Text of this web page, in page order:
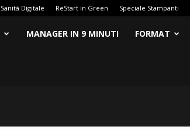
Sanità Digitale ReStart in Green Speciale Stampanti
MANAGER IN 9 MINUTI FORMAT